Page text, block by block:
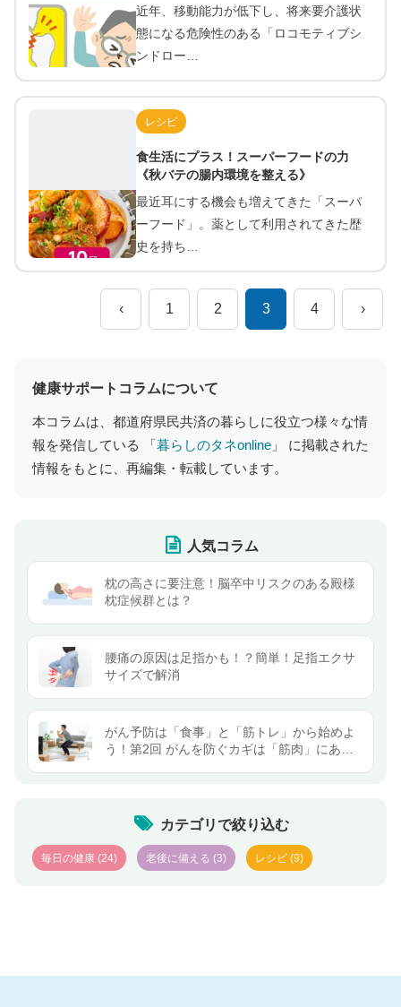
近年、移動能力が低下し、将来要介護状
態になる危険性のある「ロコモティブシ
ンドロー…
レシピ
食生活にプラス！スーパーフードの力
《秋バテの腸内環境を整える》
最近耳にする機会も増えてきた「スーパ
ーフード」。薬として利用されてきた歴
史を持ち…
‹ 1 2 3 4 ›
健康サポートコラムについて
本コラムは、都道府県民共済の暮らしに役立つ様々な情
報を発信している 「 暮らしのタネonline 」 に掲載された
情報をもとに、再編集・転載しています。
人気コラム
枕の高さに要注意！脳卒中リスクのある殿様
枕症候群とは？
腰痛の原因は足指かも！？簡単！足指エクサ
サイズで解消
がん予防は「食事」と「筋トレ」から始めよ
う！第2回 がんを防ぐカギは「筋肉」にあっ
カテゴリで絞り込む
毎日の健康 (24) 老後に備える (3) レシピ (9)